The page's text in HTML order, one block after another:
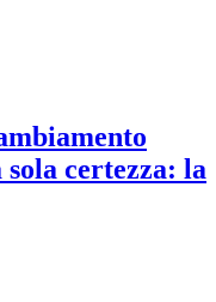
certezza: la